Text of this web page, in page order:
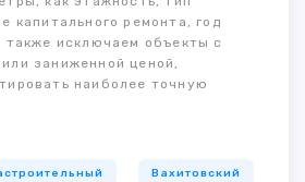
капитального ремонта, год
также исключаем объекты с
заниженной ценой,
наиболее точную
Вахитовский